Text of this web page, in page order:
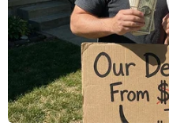
02/03/2023 06:46
Lãnh đạo Philippines và
hợp tác chính trị và an
quan trọng của việc duy